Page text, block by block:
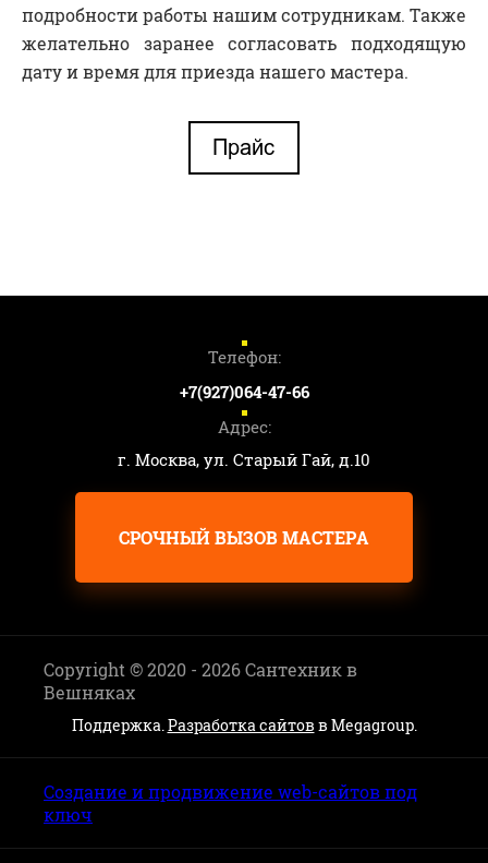
подробности работы нашим сотрудникам. Также
желательно заранее согласовать подходящую
дату и время для приезда нашего мастера.
Телефон:
+7(927)064-47-66
Адрес:
г. Москва, ул. Старый Гай, д.10
СРОЧНЫЙ ВЫЗОВ МАСТЕРА
Copyright © 2020 - 2026 Сантехник в
Вешняках
Поддержка.Разработка сайтов в Megagroup.
Создание и продвижение web-сайтов под
ключ